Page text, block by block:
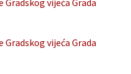
Gradskog vijeća Grada
Gradskog vijeća Grada